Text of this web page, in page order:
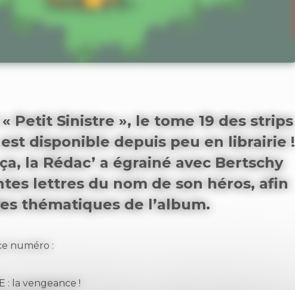
Petit Sinistre », le tome 19 des strips
disponible depuis peu en librairie !
la Rédac’ a égrainé avec Bertschy
lettres du nom de son héros, afin
thématiques de l’album.
numéro :
: la vengeance !